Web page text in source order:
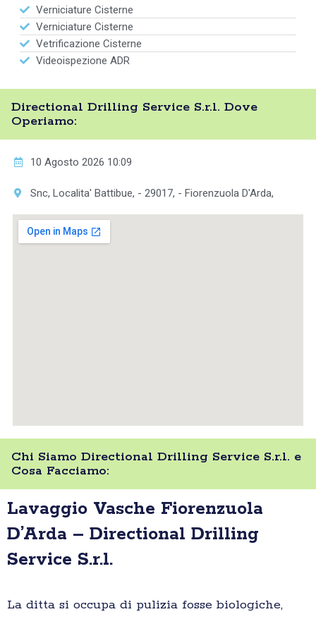
Verniciature Cisterne
Verniciature Cisterne
Vetrificazione Cisterne
Videoispezione ADR
Directional Drilling Service S.r.l. Dove
Operiamo:
10 Agosto 2026 10:09
Snc, Localita' Battibue, - 29017, - Fiorenzuola D'Arda,
Chi Siamo Directional Drilling Service S.r.l. e
Cosa Facciamo:
Lavaggio Vasche Fiorenzuola
D’Arda – Directional Drilling
Service S.r.l.
La ditta si occupa di pulizia fosse biologiche,